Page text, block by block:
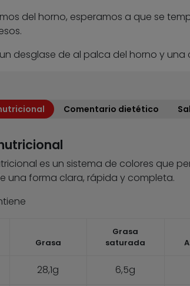
del horno, esperamos a que se
desglase de al palca del horno y
Comentario dietético
es un sistema de colores que
una forma clara, rápida y completa.
Grasa
Grasa
saturada
28,1g 6,5g